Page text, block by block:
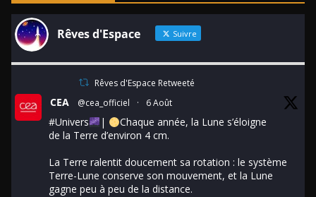
Rêves d'Espace Suivre
Rêves d'Espace Retweeté
CEA @cea_officiel · 6 Août
#Univers |
Chaque année, la Lune s’éloigne
de la Terre d’environ 4 cm.
La Terre ralentit doucement sa rotation : le système
Terre-Lune conserve son mouvement, et la Lune
gagne peu à peu de la distance.